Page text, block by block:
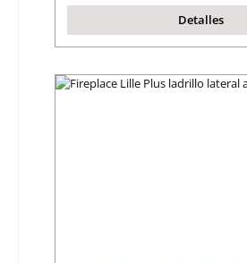
Detalles